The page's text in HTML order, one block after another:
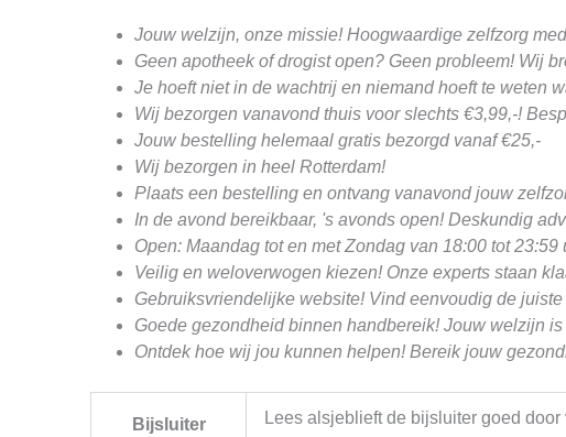
Jouw welzijn, onze missie! Hoogwaardige zelfzorg
Geen apotheek of drogist open? Geen probleem! Wij
Je hoeft niet in de wachtrij en niemand hoeft te weten
Wij bezorgen vanavond thuis voor slechts €3,99,-!
Jouw bestelling helemaal gratis bezorgd vanaf €25,-
Wij bezorgen in heel Rotterdam!
Plaats een bestelling en ontvang vanavond jouw
In de avond bereikbaar, 's avonds open! Deskundig
Open: Maandag tot en met Zondag van 18:00 tot 23:59
Veilig en weloverwogen kiezen! Onze experts staan
Gebruiksvriendelijke website! Vind eenvoudig de
Goede gezondheid binnen handbereik! Jouw welzijn
Ontdek hoe wij jou kunnen helpen! Bereik jouw
Bijsluiter Lees alsjeblieft de bijsluiter goed